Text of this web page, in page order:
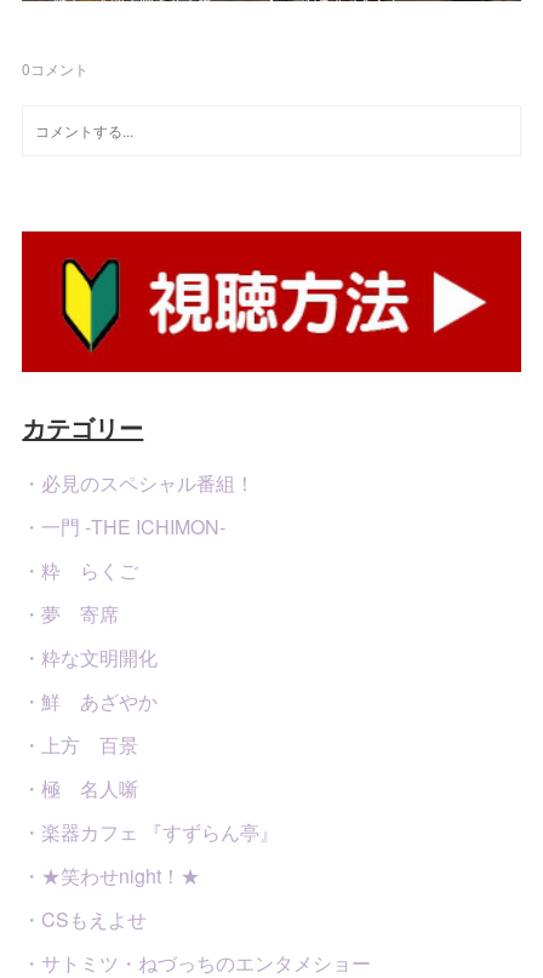
0コメント
カテゴリー
・必見のスペシャル番組！
・一門 -THE ICHIMON-
・粋 らくご
・夢 寄席
・粋な文明開化
・鮮 あざやか
・上方 百景
・極 名人噺
・楽器カフェ 『すずらん亭』
・★笑わせnight！★
・CSもえよせ
・サトミツ・ねづっちのエンタメショー